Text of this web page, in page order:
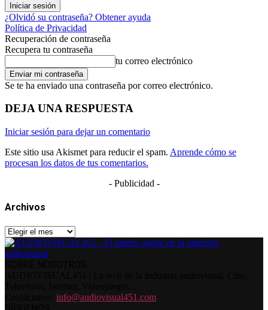
¿Olvidó su contraseña? Obtener ayuda
Política de Privacidad
Recuperación de contraseña
Recupera tu contraseña
tu correo electrónico
Se te ha enviado una contraseña por correo electrónico.
DEJA UNA RESPUESTA
Iniciar sesión para dejar un comentario
Este sitio usa Akismet para reducir el spam. Aprende cómo se
procesan los datos de tus comentarios.
- Publicidad -
Archivos
Archivos
info@audiovisual451.com